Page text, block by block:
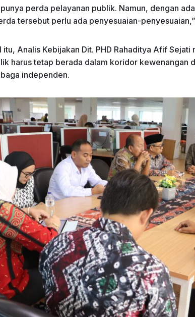
perda pelayanan publik. Namun, dengan
tersebut perlu ada penyesuaian-
itu, Analis Kebijakan Dit. PHD Rahaditya Afif
harus tetap berada dalam koridor kewenangan
independen.